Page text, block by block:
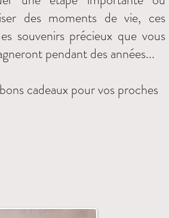
des moments de vie, ces
souvenirs précieux que vous
pendant des années...
cadeauxpour vos proches